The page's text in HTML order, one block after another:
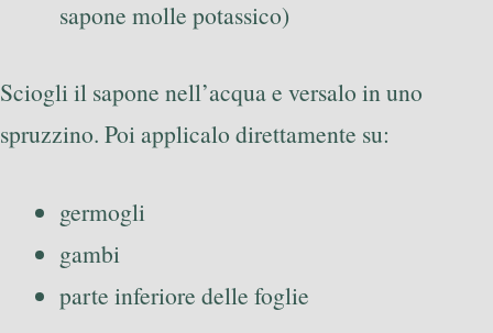
sapone molle potassico)
Sciogli il sapone nell’acqua e versalo in uno
spruzzino. Poi applicalo direttamente su:
germogli
gambi
parte inferiore delle foglie